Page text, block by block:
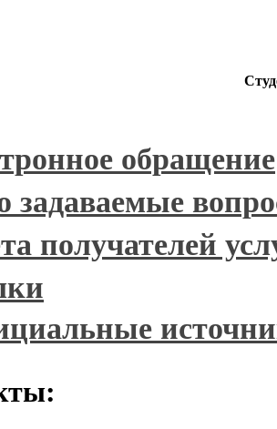
обращение
задаваемые
получателей